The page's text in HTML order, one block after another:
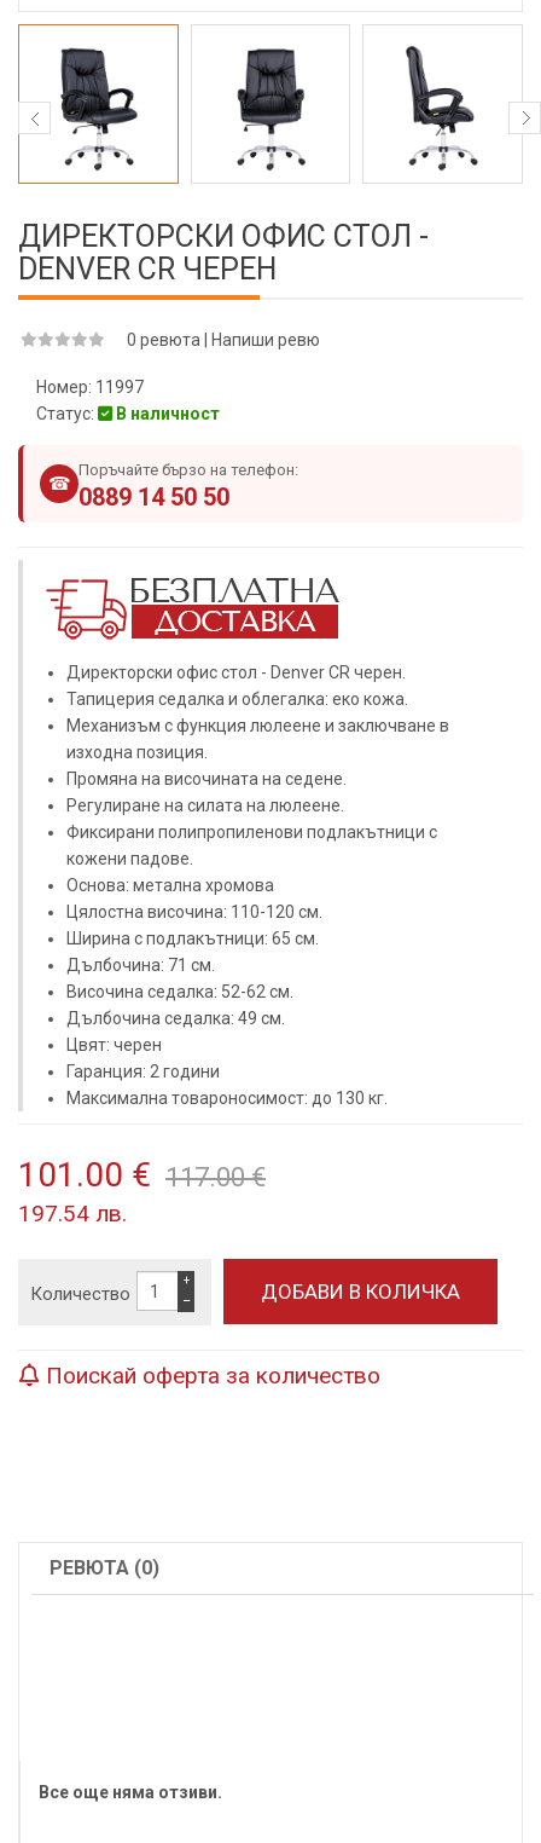
ДИРЕКТОРСКИ ОФИС СТОЛ -
DENVER CR ЧЕРЕН
0 ревюта Напиши ревю
Номер: 11997
Статус:
В наличност
☎
Поръчайте бързо на телефон:
0889 14 50 50
Директорски офис стол - Denver CR черен.
Тапицерия седалка и облегалка: еко кожа.
Механизъм с функция люлеене и заключване в
изходна позиция.
Промяна на височината на седене.
Регулиране на силата на люлеене.
Фиксирани полипропиленови подлакътници с
кожени падове.
Основа: метална хромова
Цялостна височина: 110-120 см.
Ширина с подлакътници: 65 см.
Дълбочина: 71 см.
Височина седалка: 52-62 см.
Дълбочина седалка: 49 см.
Цвят: черен
Гаранция: 2 години
Максимална товароносимост: до 130 кг.
101.00 € 117.00 €
197.54 лв.
Количество −
+
Поискай оферта за количество
РЕВЮТА (0)
Все още няма отзиви.